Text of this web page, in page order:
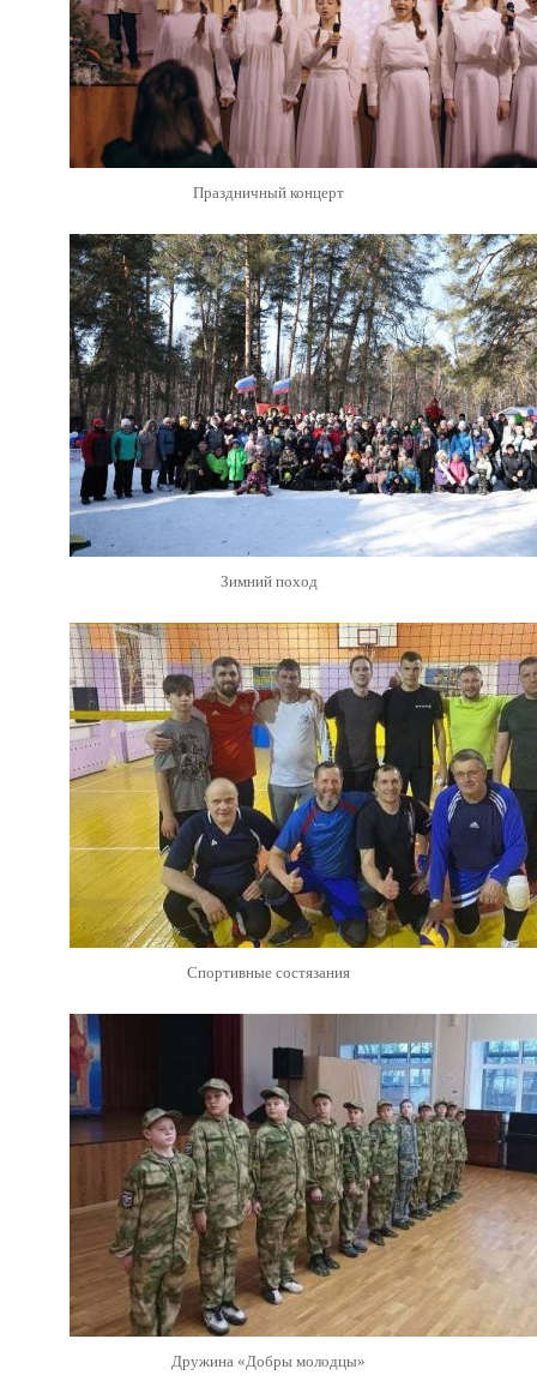
Праздничный концерт
Зимний поход
Спортивные состязания
Дружина «Добры молодцы»